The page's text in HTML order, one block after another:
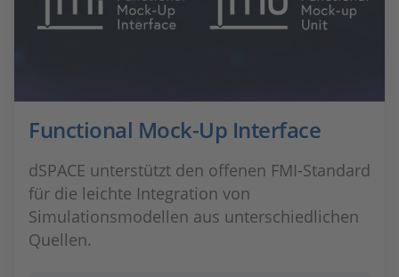
Functional Mock-Up Interface
dSPACE unterstützt den offenen FMI-Standard
für die leichte Integration von
Simulationsmodellen aus unterschiedlichen
Quellen.